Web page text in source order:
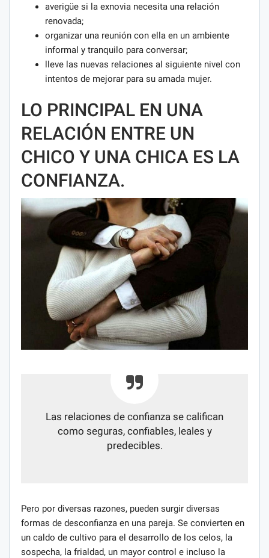
averigüe si la exnovia necesita una relación
renovada;
organizar una reunión con ella en un ambiente
informal y tranquilo para conversar;
lleve las nuevas relaciones al siguiente nivel con
intentos de mejorar para su amada mujer.
LO PRINCIPAL EN UNA
RELACIÓN ENTRE UN
CHICO Y UNA CHICA ES LA
CONFIANZA.
Las relaciones de confianza se califican
como seguras, confiables, leales y
predecibles.
Pero por diversas razones, pueden surgir diversas
formas de desconfianza en una pareja. Se convierten en
un caldo de cultivo para el desarrollo de los celos, la
sospecha, la frialdad, un mayor control e incluso la